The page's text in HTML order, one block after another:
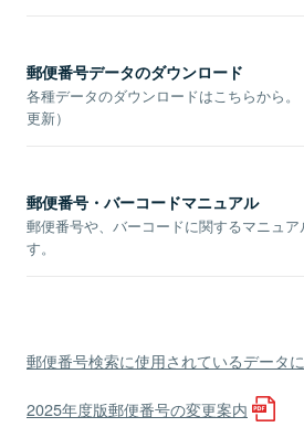
郵便番号データのダウンロード
各種データのダウンロードはこちらから。
更新）
郵便番号・バーコードマニュアル
郵便番号や、バーコードに関するマニュア
す。
郵便番号検索に使用されているデータ
2025年度版郵便番号の変更案内